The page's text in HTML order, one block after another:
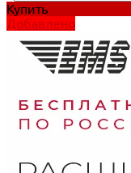
Купить
Добавлено